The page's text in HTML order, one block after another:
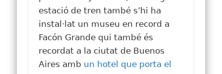
estació de tren també s’hi ha
instal·lat un museu en record a
Facón Grande qui també és
recordat a la ciutat de Buenos
Aires amb un hotel que porta el